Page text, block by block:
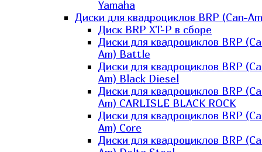
Yamaha
Диски для квадроциклов BRP (Can-
Диск BRP XT-P в сборе
Диски для квадроциклов BRP
Am) Battle
Диски для квадроциклов BRP
Am) Black Diesel
Диски для квадроциклов BRP
Am) CARLISLE BLACK ROCK
Диски для квадроциклов BRP
Am) Core
Диски для квадроциклов BRP